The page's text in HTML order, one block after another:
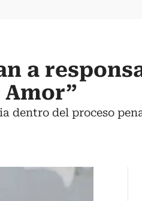
a
dentro del proceso